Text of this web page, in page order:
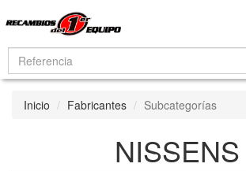
Inicio Fabricantes Subcategorías
NISSENS